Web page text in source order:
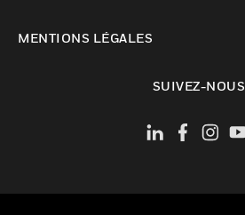
MENTIONS LÉGALES
SUIVEZ-NOUS